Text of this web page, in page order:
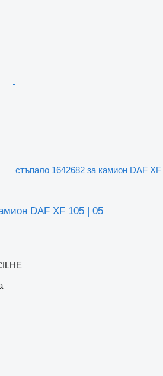
стъпало 1642682 за камион DAF XF
DAF XF 105 | 05